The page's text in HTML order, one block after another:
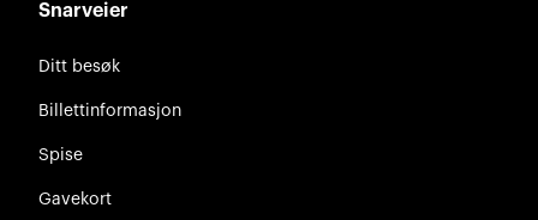
Snarveier
Ditt besøk
Billettinformasjon
Spise
Gavekort